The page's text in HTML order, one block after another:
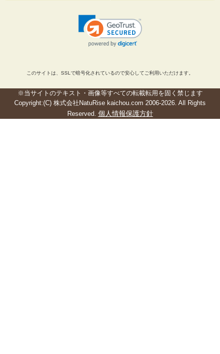
このサイトは、SSLで暗号化されているので安心してご利用いただけます。
※当サイトのテキスト・画像等すべての転載転用を固く禁じます
Copyright:(C) 株式会社NatuRise kaichou.com 2006-2026. All Rights
Reserved. 個人情報保護方針